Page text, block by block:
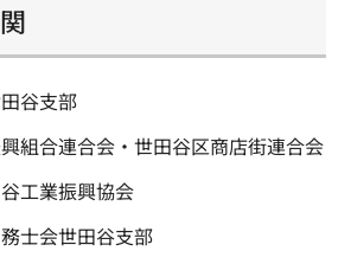
谷支部
組合連合会・世田谷区商店街連合会
工業振興協会
士会世田谷支部